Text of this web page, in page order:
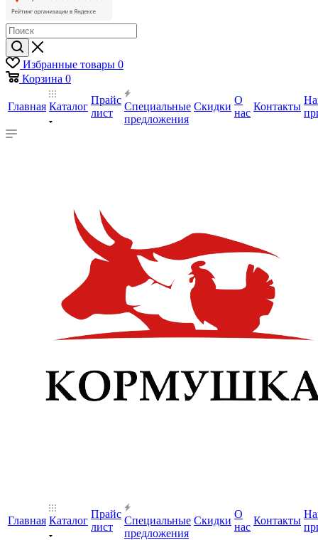
Избранные товары 0
Корзина 0
Главная Каталог
Прайс
лист
Специальные
предложения
Скидки
О
нас
Контакты
Главная Каталог
Прайс
лист
Специальные
предложения
Скидки
О
нас
Контакты